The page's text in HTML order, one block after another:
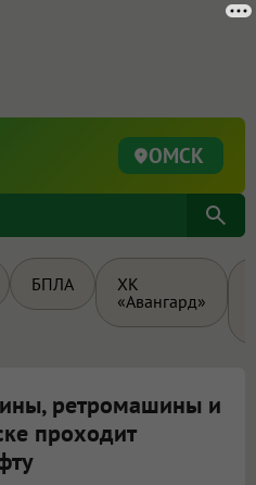
ОМСК
БПЛА
ХК
«Авангард»
ретромашины и
проходит